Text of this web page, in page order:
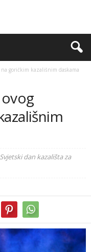
na goričkim kazališnim daskama
ovog
dan kazališta za